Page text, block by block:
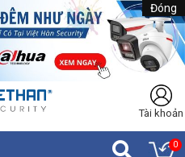
Đóng
Tài khoản
0